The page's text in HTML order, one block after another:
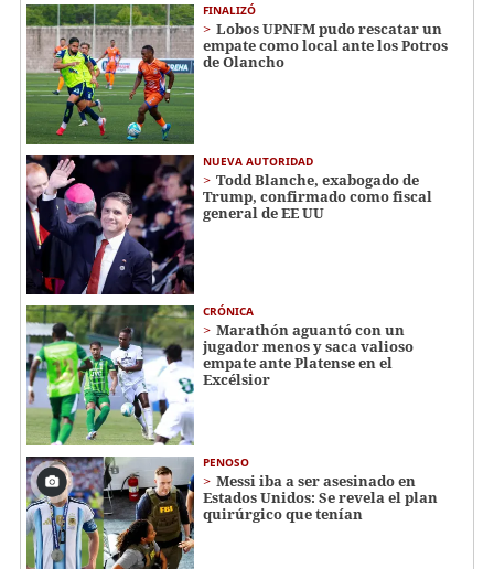
FINALIZÓ
Lobos UPNFM pudo rescatar un
empate como local ante los Potros
de Olancho
NUEVA AUTORIDAD
Todd Blanche, exabogado de
Trump, confirmado como fiscal
general de EE UU
CRÓNICA
Marathón aguantó con un
jugador menos y saca valioso
empate ante Platense en el
Excélsior
PENOSO
Messi iba a ser asesinado en
Estados Unidos: Se revela el plan
quirúrgico que tenían